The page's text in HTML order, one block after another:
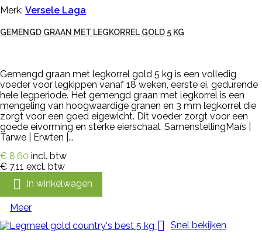
Merk: Versele Laga
GEMENGD GRAAN MET LEGKORREL GOLD 5 KG
Gemengd graan met legkorrel gold 5 kg is een volledig
voeder voor legkippen vanaf 18 weken, eerste ei, gedurende
hele legperiode. Het gemengd graan met legkorrel is een
mengeling van hoogwaardige granen en 3 mm legkorrel die
zorgt voor een goed eigewicht. Dit voeder zorgt voor een
goede eivorming en sterke eierschaal. SamenstellingMaïs |
Tarwe | Erwten |...
€ 8,60 incl. btw
€ 7,11 excl. btw
 In winkelwagen
Meer
 Snel bekijken